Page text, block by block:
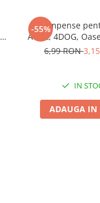
-55%
Recompense
Adult, 4DOG,
Presată, 8.5cm,
6,99 RON
IN
ADAUGA IN